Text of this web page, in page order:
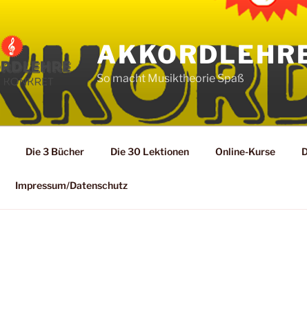
So macht Musiktheorie Spaß
Die 3 Bücher Die 30 Lektionen Online-Kurse
Impressum/Datenschutz